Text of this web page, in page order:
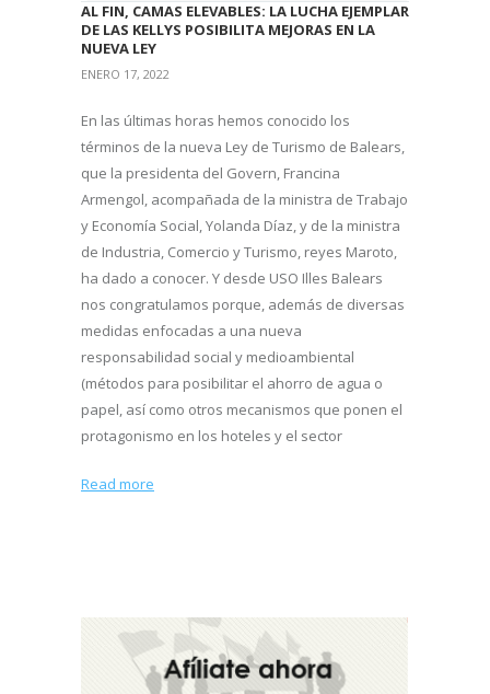
AL FIN, CAMAS ELEVABLES: LA LUCHA EJEMPLAR
DE LAS KELLYS POSIBILITA MEJORAS EN LA
NUEVA LEY
ENERO 17, 2022
En las últimas horas hemos conocido los
términos de la nueva Ley de Turismo de Balears,
que la presidenta del Govern, Francina
Armengol, acompañada de la ministra de Trabajo
y Economía Social, Yolanda Díaz, y de la ministra
de Industria, Comercio y Turismo, reyes Maroto,
ha dado a conocer. Y desde USO Illes Balears
nos congratulamos porque, además de diversas
medidas enfocadas a una nueva
responsabilidad social y medioambiental
(métodos para posibilitar el ahorro de agua o
papel, así como otros mecanismos que ponen el
protagonismo en los hoteles y el sector
Read more